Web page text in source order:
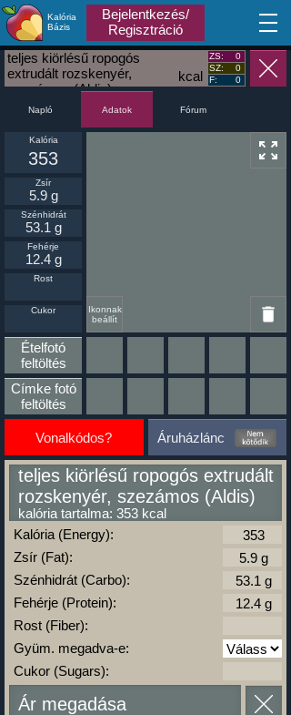
Kalória
Bázis
Bejelentkezés/
Regisztráció
MA
kcal
teljes kiörlésű ropogós
extrudált rozskenyér,
szezámos (Aldis)
ZS:
0
SZ:
0
F:
0
Napló Adatok Fórum
Ikonnak
beállít
Kalória
353
Zsír
5.9 g
Szénhidrát
53.1 g
Fehérje
12.4 g
Rost
Cukor
Ételfotó
feltöltés
Címke fotó
feltöltés
Vonalkódos? Áruházlánc
teljes kiörlésű ropogós extrudált
rozskenyér, szezámos (Aldis)
kalória tartalma: 353 kcal
Kalória (Energy):
Zsír (Fat):
Szénhidrát (Carbo):
Fehérje (Protein):
Rost (Fiber):
Gyüm. megadva-e:
Cukor (Sugars):
Ár megadása